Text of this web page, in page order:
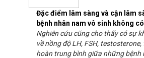
Đặc điểm lâm sàng và cận lâm
bệnh nhân nam vô sinh không
Nghiên cứu cũng cho thấy có sự
về nồng độ LH, FSH,
hoàn trung bình giữa những bệnh